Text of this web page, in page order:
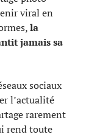
viral en
la
jamais sa
sociaux
l’actualité
rarement
rend toute